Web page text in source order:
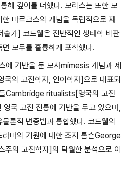
해 깊이를 더했다. 모리스는 또한 모
마르크스의 개념을 독립적으로 재
술가] 코드웰은 전반적인 생태학 비판
모두를 훌륭하게 포착했다.
에 기반을 둔 모사mimesis 개념과 제
국의 고전학자, 언어학자]으로 대표되
Cambridge ritualists[영국의 고전
영국 고전 전통에 기반을 두고 있으며,
론적 변증법과 통합했다. 코드웰의
마의 기원에 대한 조지 톰슨George
주의 고전학자]의 탁월한 분석으로 이